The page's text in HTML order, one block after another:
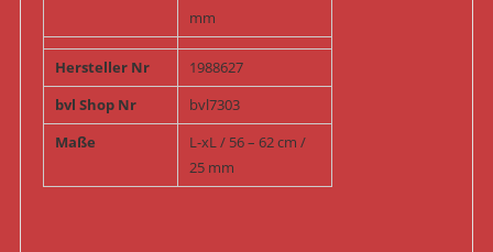
mm
Hersteller Nr
1988627
bvl Shop Nr
bvl7303
Maße
L-xL / 56 – 62 cm /
25 mm